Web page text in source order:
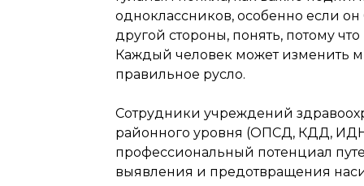
одноклассников, особенно если он
другой стороны, понять, потому
Каждый человек может изменить
правильное русло.
Сотрудники учреждений
районного уровня (ОПСД, КДД,
профессиональный потенциал
выявления и предотвращения